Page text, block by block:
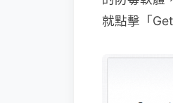
就點擊「